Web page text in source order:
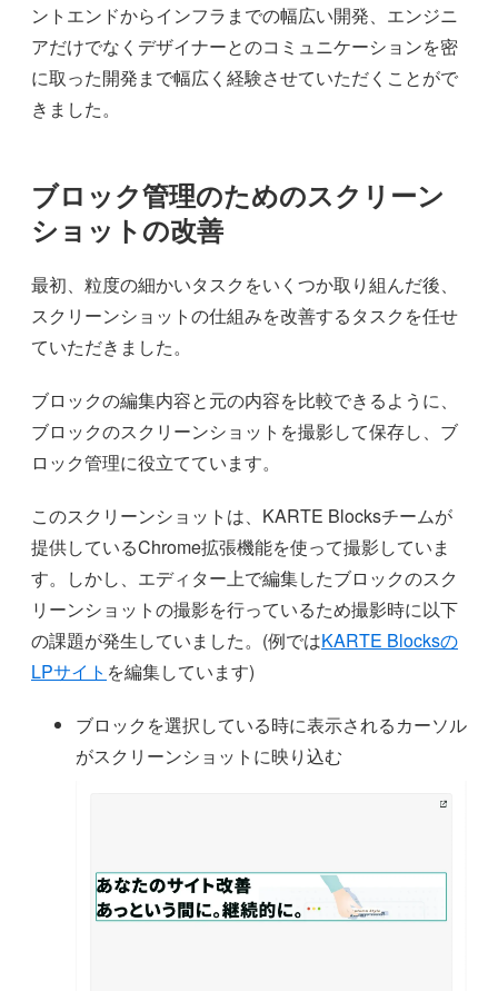
ントエンドからインフラまでの幅広い開発、エンジニ
アだけでなくデザイナーとのコミュニケーションを密
に取った開発まで幅広く経験させていただくことがで
きました。
ブロック管理のためのスクリーン
ショットの改善
最初、粒度の細かいタスクをいくつか取り組んだ後、
スクリーンショットの仕組みを改善するタスクを任せ
ていただきました。
ブロックの編集内容と元の内容を比較できるように、
ブロックのスクリーンショットを撮影して保存し、ブ
ロック管理に役立てています。
このスクリーンショットは、KARTE Blocksチームが
提供しているChrome拡張機能を使って撮影していま
す。しかし、エディター上で編集したブロックのスク
リーンショットの撮影を行っているため撮影時に以下
の課題が発生していました。(例ではKARTE Blocksの
LPサイト を編集しています)
ブロックを選択している時に表示されるカーソル
がスクリーンショットに映り込む